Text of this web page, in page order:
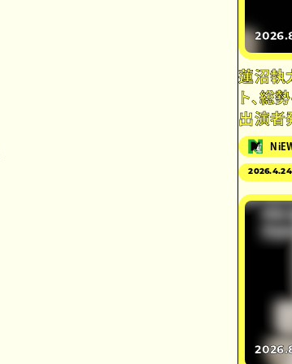
蓮沼執
ト、総
出演者
2026.4.24